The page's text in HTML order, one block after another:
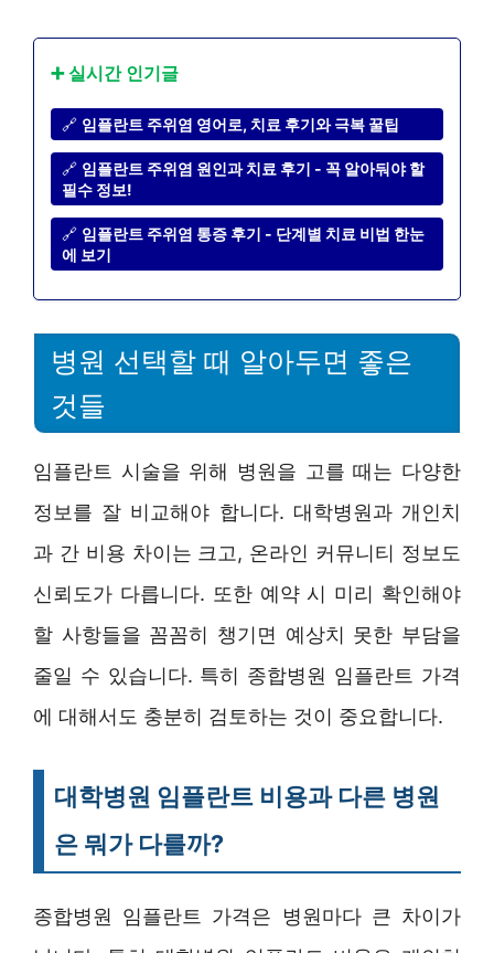
➕ 실시간 인기글
🔗 임플란트 주위염 영어로, 치료 후기와 극복 꿀팁
🔗 임플란트 주위염 원인과 치료 후기 - 꼭 알아둬야 할
필수 정보!
🔗 임플란트 주위염 통증 후기 - 단계별 치료 비법 한눈
에 보기
병원 선택할 때 알아두면 좋은
것들
임플란트 시술을 위해 병원을 고를 때는 다양한
정보를 잘 비교해야 합니다. 대학병원과 개인치
과 간 비용 차이는 크고, 온라인 커뮤니티 정보도
신뢰도가 다릅니다. 또한 예약 시 미리 확인해야
할 사항들을 꼼꼼히 챙기면 예상치 못한 부담을
줄일 수 있습니다. 특히 종합병원 임플란트 가격
에 대해서도 충분히 검토하는 것이 중요합니다.
대학병원 임플란트 비용과 다른 병원
은 뭐가 다를까?
종합병원 임플란트 가격은 병원마다 큰 차이가